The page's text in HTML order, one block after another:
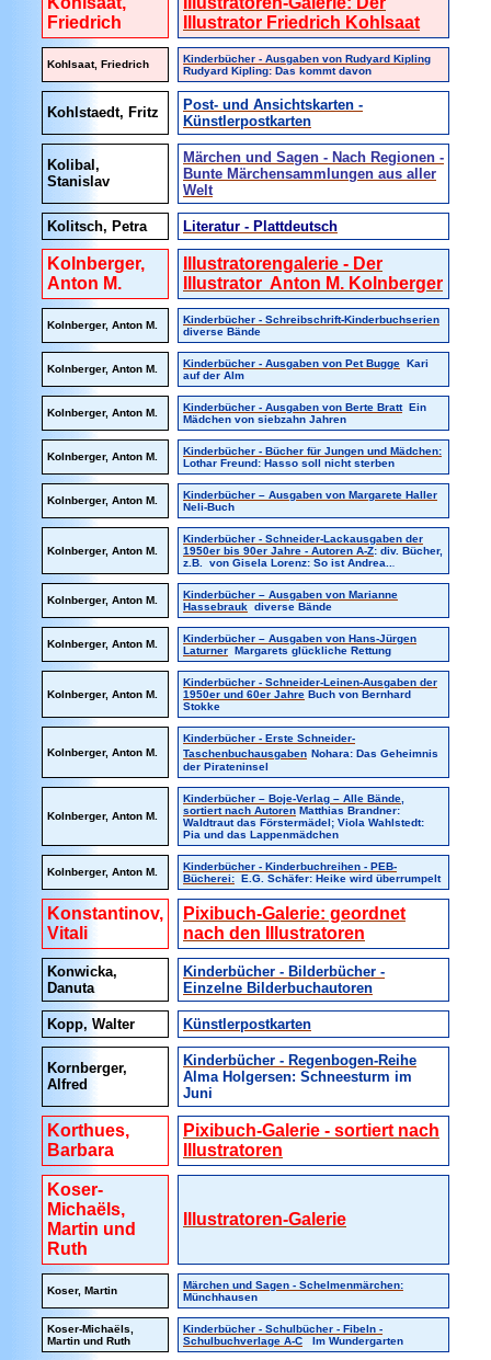
Friedrich
Illustrator Friedrich Kohlsaat
Kohlsaat, Friedrich
Kinderbücher - Ausgaben von Rudyard Kipling
Rudyard Kipling: Das kommt davon
Kohlstaedt, Fritz
Post- und Ansichtskarten -
Künstlerpostkarten
Kolibal,
Stanislav
Märchen und Sagen - Nach Regionen -
Bunte Märchensammlungen aus aller
Welt
Kolitsch, Petra Literatur - Plattdeutsch
Kolnberger,
Anton M.
Illustratorengalerie - Der
Illustrator Anton M. Kolnberger
Kolnberger, Anton M.
Kinderbücher - Schreibschrift-Kinderbuchserien
diverse Bände
Kolnberger, Anton M. Kinderbücher - Ausgaben von Pet Bugge Kari
auf der Alm
Kolnberger, Anton M. Kinderbücher - Ausgaben von Berte BrattEin
Mädchen von siebzahn Jahren
Kolnberger, Anton M.
Kinderbücher - Bücher für Jungen und Mädchen:
Lothar Freund: Hasso soll nicht sterben
Kolnberger, Anton M.
Kinderbücher – Ausgaben von Margarete Haller
Neli-Buch
Kolnberger, Anton M.
Kinderbücher - Schneider-Lackausgaben der
1950er bis 90er Jahre - Autoren A-Z: div. Bücher,
z.B. von Gisela Lorenz: So ist Andrea..
Kolnberger, Anton M.
Kinderbücher – Ausgaben von Marianne
Hassebrauk diverse Bände
Kolnberger, Anton M.
Kinderbücher – Ausgaben von Hans-Jürgen
Laturner Margarets glückliche Rettung
Kolnberger, Anton M.
Kinderbücher - Schneider-Leinen-Ausgaben der
1950er und 60er Jahre Buch von Bernhard
Stokke
Kolnberger, Anton M.
Kinderbücher - Erste Schneider-
Taschenbuchausgaben Nohara: Das Geheimnis
der Pirateninsel
Kolnberger, Anton M.
Kinderbücher – Boje-Verlag – Alle Bände,
sortiert nach Autoren Matthias Brandner:
Waldtraut das Förstermädel; Viola Wahlstedt:
Pia und das Lappenmädchen
Kolnberger, Anton M.
Kinderbücher - Kinderbuchreihen - PEB-
Bücherei: E.G. Schäfer: Heike wird überrumpelt
Konstantinov,
Vitali
Pixibuch-Galerie: geordnet
nach den Illustratoren
Konwicka,
Danuta
Kinderbücher - Bilderbücher -
Einzelne Bilderbuchautoren
Kopp, Walter Künstlerpostkarten
Kornberger,
Alfred
Kinderbücher - Regenbogen-Reihe
Alma Holgersen: Schneesturm im
Juni
Korthues,
Barbara
Pixibuch-Galerie - sortiert nach
Illustratoren
Koser-
Michaëls,
Martin und
Ruth
Illustratoren-Galerie
Koser, Martin
Märchen und Sagen - Schelmenmärchen:
Münchhausen
Koser-Michaëls,
Martin und Ruth
Kinderbücher - Schulbücher - Fibeln -
Schulbuchverlage A-C Im Wundergarten